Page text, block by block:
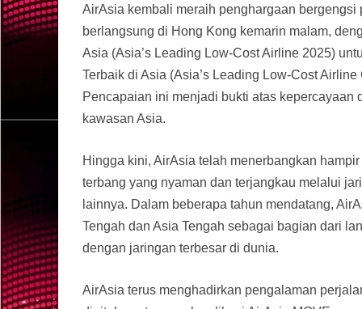
AirAsia kembali meraih penghargaan
berlangsung di Hong Kong kemarin malam,
Asia (Asia’s Leading Low-Cost Airline 2025)
Terbaik di Asia (Asia’s Leading Low-Cost
Pencapaian ini menjadi bukti atas
kawasan Asia.
Hingga kini, AirAsia telah menerbangkan
terbang yang nyaman dan terjangkau melalui
lainnya. Dalam beberapa tahun mendatang,
Tengah dan Asia Tengah sebagai bagian dari
dengan jaringan terbesar di dunia.
AirAsia terus menghadirkan pengalaman